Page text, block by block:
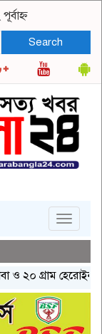
Search
Toggle
গ্রাম হেরোইনসহ